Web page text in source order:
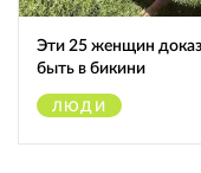
Эти 25 женщин
быть в бикини
ЛЮДИ